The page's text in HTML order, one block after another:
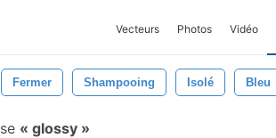
Vecteurs Photos Vidéo
Fermer Shampooing Isolé Bleu
glossy